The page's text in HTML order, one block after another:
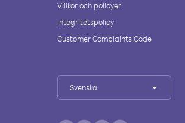
Villkor och policyer
Integritetspolicy
Customer Complaints Code
Svenska